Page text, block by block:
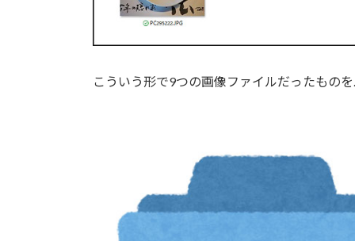
こういう形で9つの画像ファイルだったもの